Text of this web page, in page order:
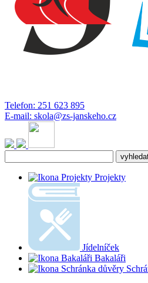
Telefon: 251 623 895
E-mail: skola@zs-janskeho.cz
Projekty
Jídelníček
Bakaláři